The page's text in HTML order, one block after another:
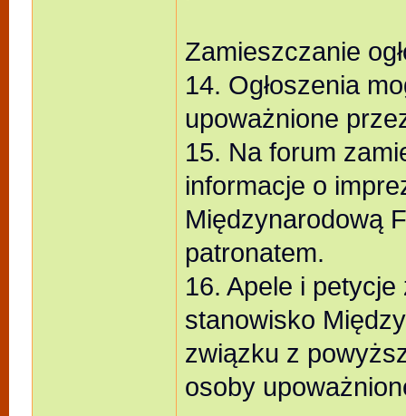
Zamieszczanie
14. Ogłoszenia
upoważnione
15. Na forum
informacje o
Międzynarodową
patronatem.
16. Apele i
stanowisko
związku z
osoby